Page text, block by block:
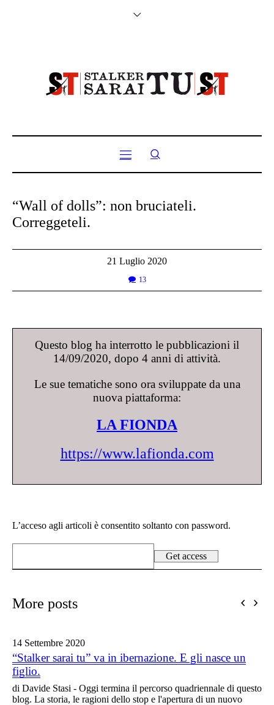
“Wall of dolls”: non bruciateli.
Correggeteli.
21 Luglio 2020
13
Questo blog ha interrotto le pubblicazioni il
14/09/2020, dopo 4 anni di attività.
Le sue tematiche sono ora sviluppate da una
nuova piattaforma:
LA FIONDA
https://www.lafionda.com
L’acceso agli articoli è consentito soltanto con password.
More posts
14 Settembre 2020
“Stalker sarai tu” va in ibernazione. E gli nasce un
figlio.
di Davide Stasi - Oggi termina il percorso quadriennale di questo
blog. La storia, le ragioni dello stop e l'apertura di un nuovo